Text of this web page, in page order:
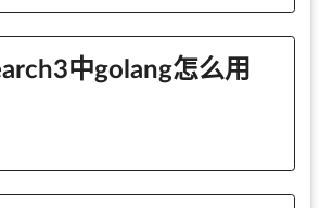
中golang怎么用